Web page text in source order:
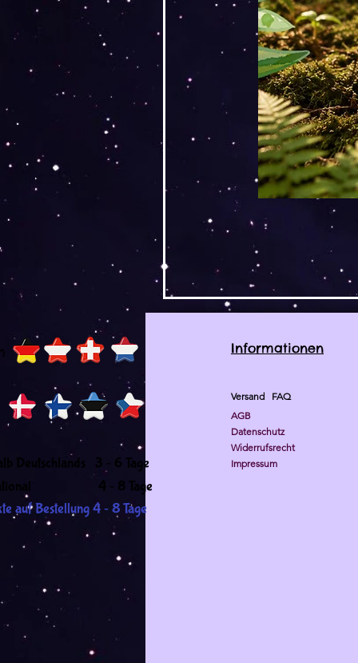
Deutschlands 3 - 6 Tage
4 - 8 Tage
Informationen
Versand FAQ
AGB
Datenschutz
Widerrufsrecht
Impressum
auf Bestellung 4 - 8 Tage